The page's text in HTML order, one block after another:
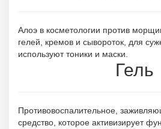
Алоэ в косметологии против
гелей, кремов и сывороток, для
используют тоники и маски.
Гель
Противовоспалительное,
средство, которое активизирует